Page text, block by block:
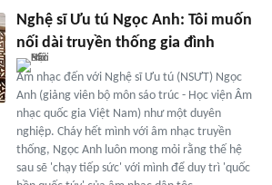
Nghệ sĩ Ưu tú Ngọc Anh: Tôi muốn
nối dài truyền thống gia đình
Âm nhạc đến với Nghệ sĩ Ưu tú (NSƯT) Ngọc
Anh (giảng viên bộ môn sáo trúc - Học viện Âm
nhạc quốc gia Việt Nam) như một duyên
nghiệp. Cháy hết mình với âm nhạc truyền
thống, Ngọc Anh luôn mong mỏi rằng thế hệ
sau sẽ 'chạy tiếp sức' với mình để duy trì 'quốc